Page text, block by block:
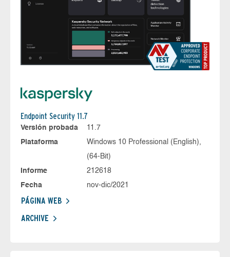
Endpoint Security 11.7
Versión probada
11.7
Plataforma
Windows 10 Professional (English),
(64-Bit)
Informe
212618
Fecha
nov-dic/2021
PÁGINA WEB
ARCHIVE